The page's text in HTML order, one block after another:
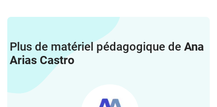
Plus de matériel pédagogique de Ana
Arias Castro